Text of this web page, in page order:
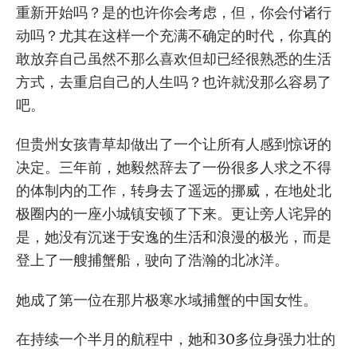
重新开始吗？是的也许你会考虑，但，你会付诸行
动吗？尤其在这样一个充满不确定的时代，你真的
敢放弃自己虽然不那么喜欢但却已经很熟悉的生活
方式，去重启自己的人生吗？也许就没那么容易了
吧。
但贵州女孩青草却做出了一个让所有人感到惊讶的
决定。三年前，她毅然辞去了一份很多人求之不得
的体制内的工作，转身去了遥远的挪威，在地处北
极圈内的一座小城镇安顿了下来。更让旁人诧异的
是，她没有沉迷于安逸的生活和浪漫的极光，而是
登上了一艘捕蟹船，驶向了浩瀚的北冰洋。
她成了第一位在那片极寒水域捕蟹的中国女性。
在持续一个半月的航程中，她和30多位身强力壮的